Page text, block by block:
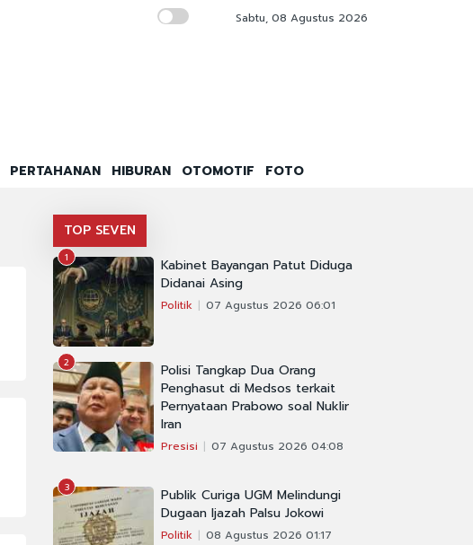
BRI Bangun Posyandu Matahari di
Sabtu, 08 Agustus 2026
PERTAHANAN HIBURAN OTOMOTIF FOTO
TOP SEVEN
1
Kabinet Bayangan Patut Diduga
Didanai Asing
Politik 07 Agustus 2026 06:01
2
Polisi Tangkap Dua Orang
Penghasut di Medsos terkait
Pernyataan Prabowo soal Nuklir
Iran
Presisi 07 Agustus 2026 04:08
3
Publik Curiga UGM Melindungi
Dugaan Ijazah Palsu Jokowi
Politik 08 Agustus 2026 01:17